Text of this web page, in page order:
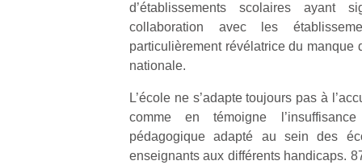
d’établissements scolaires ayant
collaboration avec les
particulièrement révélatrice du manque
nationale.
L’école ne s’adapte toujours pas à
comme en témoigne
pédagogique adapté au sein des
enseignants aux différents handicaps.